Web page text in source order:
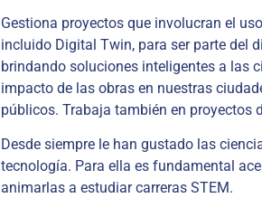
Gestiona proyectos que involucran el
incluido Digital Twin, para ser parte del
brindando soluciones inteligentes a las
impacto de las obras en nuestras
públicos. Trabaja también en proyectos
Desde siempre le han gustado las
tecnología. Para ella es fundamental
animarlas a estudiar carreras STEM.